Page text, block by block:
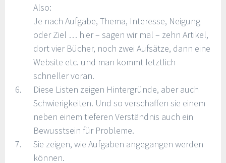
Also:
Je nach Aufgabe, Thema, Interesse, Neigung
oder Ziel … hier – sagen wir mal – zehn Artikel,
dort vier Bücher, noch zwei Aufsätze, dann eine
Website etc. und man kommt letztlich
schneller voran.
Diese Listen zeigen Hintergründe, aber auch
Schwierigkeiten. Und so verschaffen sie einem
neben einem tieferen Verständnis auch ein
Bewusstsein für Probleme.
Sie zeigen, wie Aufgaben angegangen werden
können.